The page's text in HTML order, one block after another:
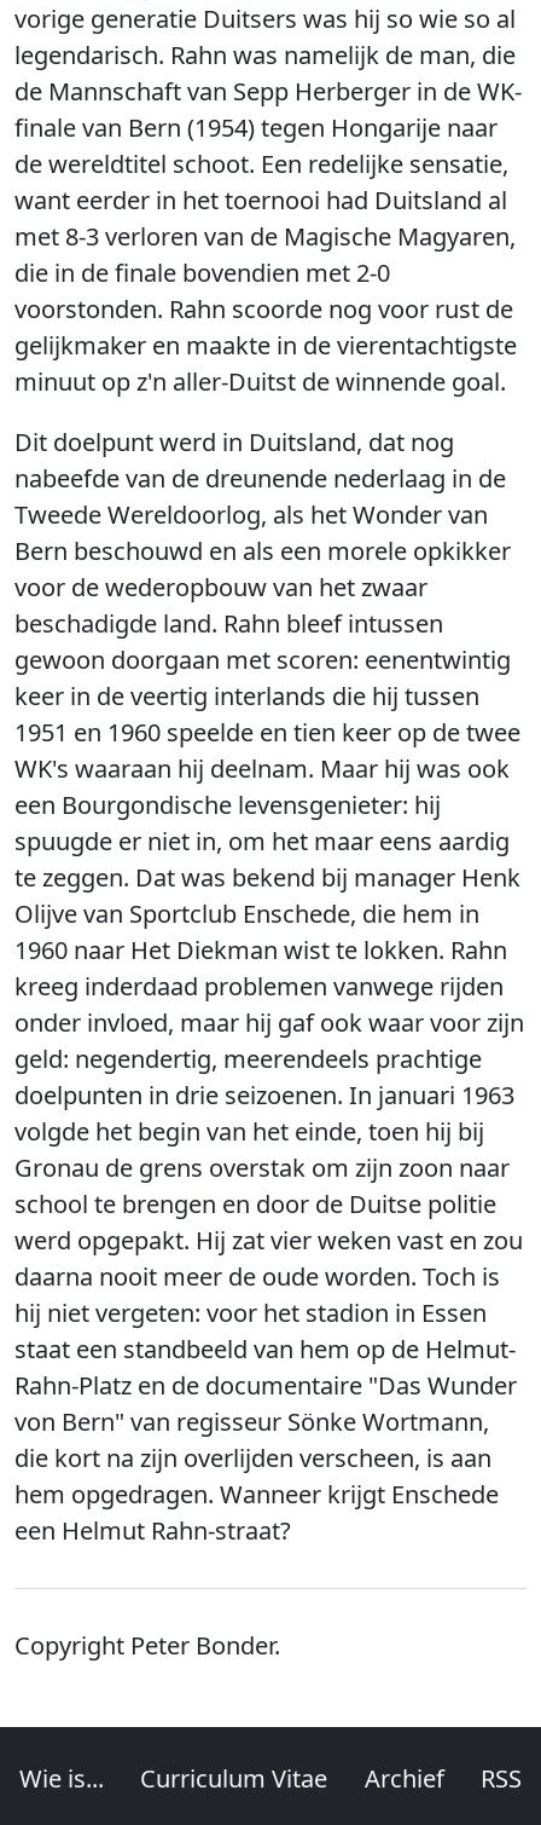
vorige generatie Duitsers was hij so wie so al
legendarisch. Rahn was namelijk de man, die
de Mannschaft van Sepp Herberger in de WK-
finale van Bern (1954) tegen Hongarije naar
de wereldtitel schoot. Een redelijke sensatie,
want eerder in het toernooi had Duitsland al
met 8-3 verloren van de Magische Magyaren,
die in de finale bovendien met 2-0
voorstonden. Rahn scoorde nog voor rust de
gelijkmaker en maakte in de vierentachtigste
minuut op z'n aller-Duitst de winnende goal.
Dit doelpunt werd in Duitsland, dat nog
nabeefde van de dreunende nederlaag in de
Tweede Wereldoorlog, als het Wonder van
Bern beschouwd en als een morele opkikker
voor de wederopbouw van het zwaar
beschadigde land. Rahn bleef intussen
gewoon doorgaan met scoren: eenentwintig
keer in de veertig interlands die hij tussen
1951 en 1960 speelde en tien keer op de twee
WK's waaraan hij deelnam. Maar hij was ook
een Bourgondische levensgenieter: hij
spuugde er niet in, om het maar eens aardig
te zeggen. Dat was bekend bij manager Henk
Olijve van Sportclub Enschede, die hem in
1960 naar Het Diekman wist te lokken. Rahn
kreeg inderdaad problemen vanwege rijden
onder invloed, maar hij gaf ook waar voor zijn
geld: negendertig, meerendeels prachtige
doelpunten in drie seizoenen. In januari 1963
volgde het begin van het einde, toen hij bij
Gronau de grens overstak om zijn zoon naar
school te brengen en door de Duitse politie
werd opgepakt. Hij zat vier weken vast en zou
daarna nooit meer de oude worden. Toch is
hij niet vergeten: voor het stadion in Essen
staat een standbeeld van hem op de Helmut-
Rahn-Platz en de documentaire "Das Wunder
von Bern" van regisseur Sönke Wortmann,
die kort na zijn overlijden verscheen, is aan
hem opgedragen. Wanneer krijgt Enschede
een Helmut Rahn-straat?
Copyright Peter Bonder.
Wie is... Curriculum Vitae Archief RSS